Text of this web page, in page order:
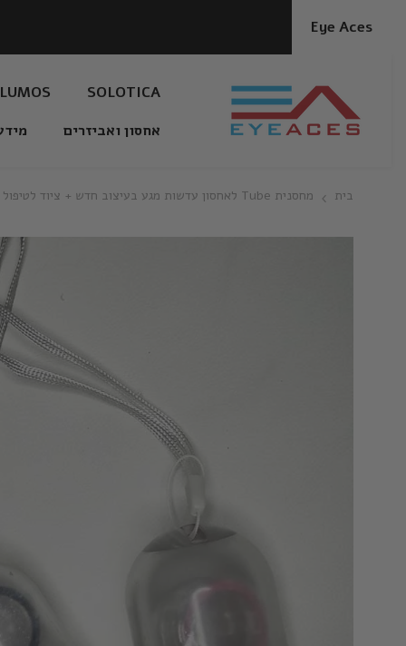
Eye Aces
SOLOTICA
LUMOS
אחסון ואביזרים
בית מחסנית Tube לאחסון עדשות מגע בעיצוב חדש + ציוד לטיפול בעדשות